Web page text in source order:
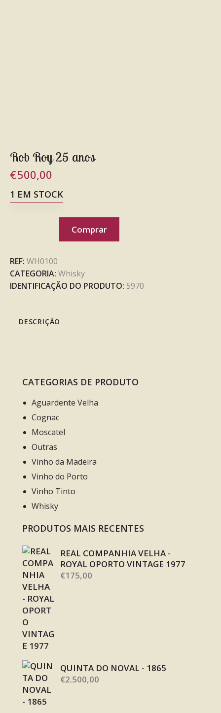
Rob Roy 25 anos
€500,00
1 EM STOCK
Comprar
REF: WH0100
CATEGORIA: Whisky
IDENTIFICAÇÃO DO PRODUTO: 5970
DESCRIÇÃO
CATEGORIAS DE PRODUTO
Aguardente Velha
Cognac
Moscatel
Outras
Vinho da Madeira
Vinho do Porto
Vinho Tinto
Whisky
PRODUTOS MAIS RECENTES
REAL COMPANHIA VELHA -
ROYAL OPORTO VINTAGE 1977
€175,00
QUINTA DO NOVAL - 1865
€2.500,00